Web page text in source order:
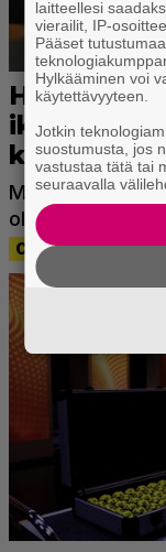
laitteellesi
vierailit, IP-
Pääset
Hylkääminen voi
käytettävyyteen.
Jotkin
suostumusta, jos
vastustaa tätä tai
seuraavalla